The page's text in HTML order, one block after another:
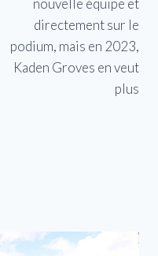
nouvelle équipe et
directement sur le
podium, mais en 2023,
Kaden Groves en veut
plus